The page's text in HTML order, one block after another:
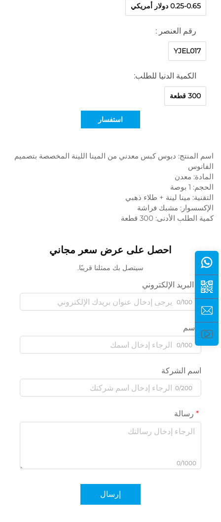
0.25-0.65 دولار أمريكي
رقم العنصر :
YJEL017
الكمية الدنيا للطلب:
300 قطعة
استفسار
اسم المنتج: دبوس كبس معدني من المينا اللينة المخصصة بتصميم
الفانوس
المادة: معدن
الحجم: 1 بوصة
التقنية: مينا لينة + طلاء ذهبي
الإكسسوار: مشبك فراشة
كمية الطلب الأدنى: 300 قطعة
احصل على عرض سعر مجاني
سيتصل بك ممثلنا قريبًا.
البريد الإلكتروني
0/100
الاسم
0/100
اسم الشركة
0/200
رسالة
0/1000
إرسال